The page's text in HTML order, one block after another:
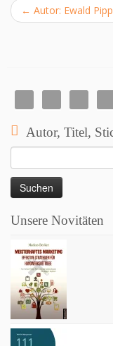
← Autor: Ewald
Autor, Titel,
Suchen
nach:
Unsere Novitäten